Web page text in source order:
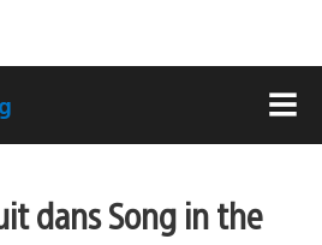
dans Song in the